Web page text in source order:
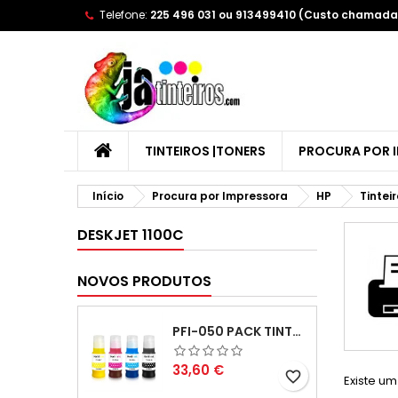
Telefone: 225 496 031 ou 913499410 (Custo
TINTEIROS |TONERS PROCURA POR
Início Procura por Impressora HP
DESKJET 1100C
NOVOS PRODUTOS
PFI-050 PACK TINTAS COMPATIVEIS
Preço
33,60 € favorite_border Existe